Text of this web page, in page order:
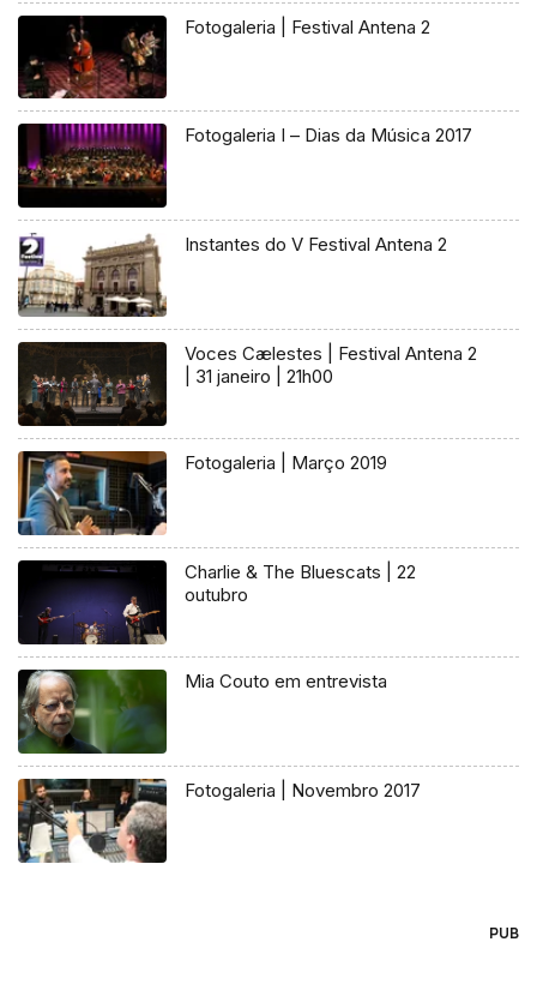
Fotogaleria | Festival Antena 2
Fotogaleria I – Dias da Música 2017
Instantes do V Festival Antena 2
Voces Cælestes | Festival Antena 2
| 31 janeiro | 21h00
Fotogaleria | Março 2019
Charlie & The Bluescats | 22
outubro
Mia Couto em entrevista
Fotogaleria | Novembro 2017
PUB